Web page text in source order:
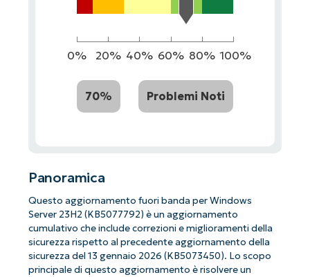
0% 20% 40% 60% 80% 100%
70% Problemi Noti
Panoramica
Questo aggiornamento fuori banda per Windows
Server 23H2 (KB5077792) è un aggiornamento
cumulativo che include correzioni e miglioramenti della
sicurezza rispetto al precedente aggiornamento della
sicurezza del 13 gennaio 2026 (KB5073450). Lo scopo
principale di questo aggiornamento è risolvere un